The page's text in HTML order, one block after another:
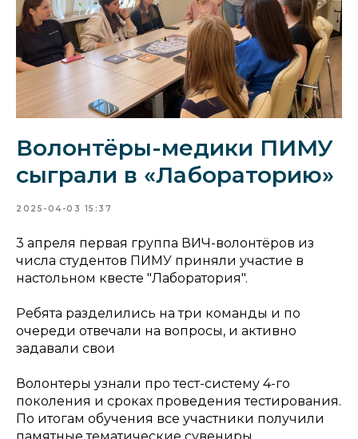
Волонтёры-медики ПИМУ
сыграли в «Лабораторию»
2025-04-03 15:37
3 апреля первая группа ВИЧ-волонтёров из
числа студентов ПИМУ приняли участие в
настольном квесте "Лаборатория".
Ребята разделились на три команды и по
очереди отвечали на вопросы, и активно
задавали свои
Волонтеры узнали про тест-систему 4-го
поколения и сроках проведения тестирования.
По итогам обучения все участники получили